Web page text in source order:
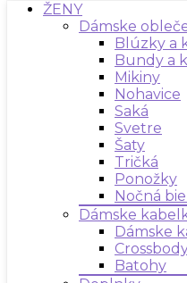
ŽENY
Dámske
Blúzky a
Bundy a
Mikiny
Nohavice
Saká
Svetre
Šaty
Tričká
Ponožky
Nočná
Dámske
Dámske
Batohy